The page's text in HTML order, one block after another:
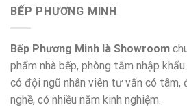
BẾP PHƯƠNG MINH
Bếp Phương Minh là Showroom
phẩm nhà bếp, phòng tắm nhập
có đội ngũ nhân viên tư vấn có tâm,
nghề, có nhiều năm kinh nghiệm.